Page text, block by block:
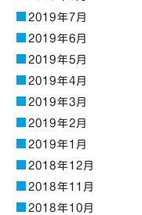
2019年7月
2019年6月
2019年5月
2019年4月
2019年3月
2019年2月
2019年1月
2018年12月
2018年11月
2018年10月